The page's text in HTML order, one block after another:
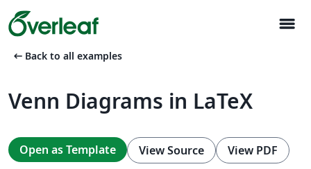
menu
arrow_left_alt Back to all examples
Venn Diagrams in LaTeX
Open as Template View Source View PDF